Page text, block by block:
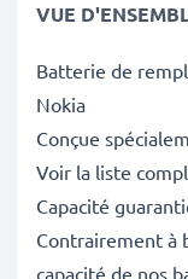
VUE
Batterie de
Nokia
Conçue
Voir la liste
Capacité
Contrairement à
capacité de nos